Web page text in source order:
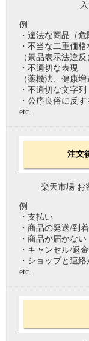
例
・違法な商品（危
・不当な二重価格
（景品表示法違反
・不適切な表現
（薬機法、健康増
・不適切な文字
・公序良俗に反す
etc.
注文
楽天市場 お
例
・支払い
・商品の発送/到
・商品が届かない
・キャンセル/返
・ショップと連
etc.